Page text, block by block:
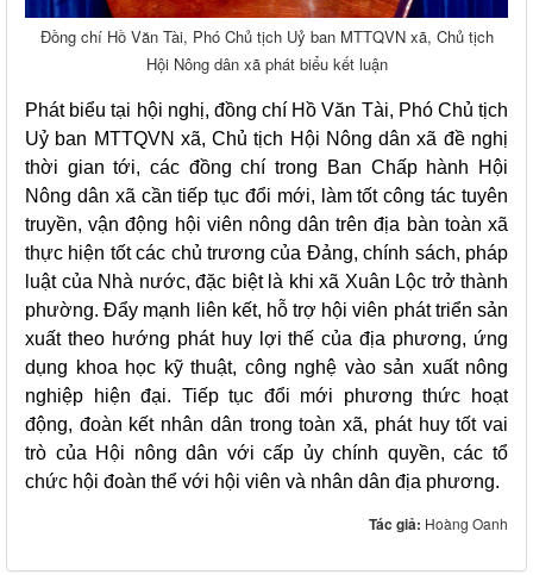
Đồng chí Hồ Văn Tài, Phó Chủ tịch Uỷ ban MTTQVN xã, Chủ tịch
Hội Nông dân xã phát biểu kết luận
Phát biểu tại hội nghị, đồng chí Hồ Văn Tài, Phó Chủ tịch
Uỷ ban MTTQVN xã, Chủ tịch Hội Nông dân xã đề nghị
thời gian tới, các đồng chí trong Ban Chấp hành Hội
Nông dân xã cần tiếp tục đổi mới, làm tốt công tác tuyên
truyền, vận động hội viên nông dân trên địa bàn toàn xã
thực hiện tốt các chủ trương của Đảng, chính sách, pháp
luật của Nhà nước, đặc biệt là khi xã Xuân Lộc trở thành
phường. Đẩy mạnh liên kết, hỗ trợ hội viên phát triển sản
xuất theo hướng phát huy lợi thế của địa phương, ứng
dụng khoa học kỹ thuật, công nghệ vào sản xuất nông
nghiệp hiện đại. Tiếp tục đổi mới phương thức hoạt
động, đoàn kết nhân dân trong toàn xã, phát huy tốt vai
trò của Hội nông dân với cấp ủy chính quyền, các tổ
chức hội đoàn thể với hội viên và nhân dân địa phương.
Tác giả: Hoàng Oanh